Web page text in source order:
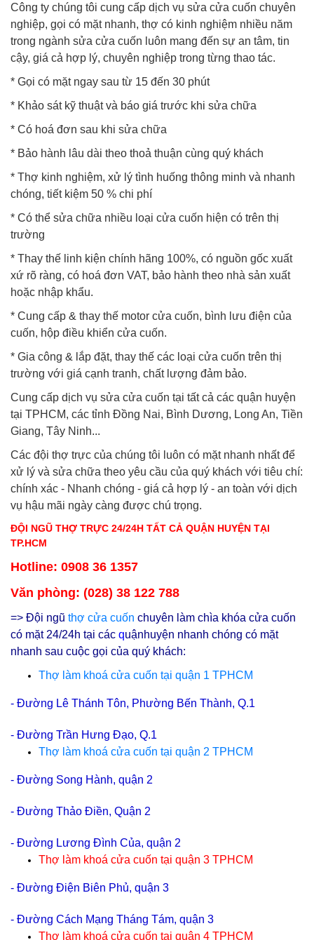
Công ty chúng tôi cung cấp dịch vụ sửa cửa cuốn chuyên
nghiệp, gọi có mặt nhanh, thợ có kinh nghiệm nhiều năm
trong ngành sửa cửa cuốn luôn mang đến sự an tâm, tin
cậy, giá cả hợp lý, chuyên nghiệp trong từng thao tác.
* Gọi có mặt ngay sau từ 15 đến 30 phút
* Khảo sát kỹ thuật và báo giá trước khi sửa chữa
* Có hoá đơn sau khi sửa chữa
* Bảo hành lâu dài theo thoả thuận cùng quý khách
* Thợ kinh nghiệm, xử lý tình huống thông minh và nhanh
chóng, tiết kiệm 50 % chi phí
* Có thể sửa chữa nhiều loại cửa cuốn hiện có trên thị
trường
* Thay thế linh kiện chính hãng 100%, có nguồn gốc xuất
xứ rõ ràng, có hoá đơn VAT, bảo hành theo nhà sản xuất
hoặc nhập khẩu.
* Cung cấp & thay thế motor cửa cuốn, bình lưu điện của
cuốn, hộp điều khiển cửa cuốn.
* Gia công & lắp đặt, thay thế các loại cửa cuốn trên thị
trường với giá cạnh tranh, chất lượng đảm bảo.
Cung cấp dịch vụ sửa cửa cuốn tại tất cả các quận huyện
tại TPHCM, các tỉnh Đồng Nai, Bình Dương, Long An, Tiền
Giang, Tây Ninh...
Các đội thợ trực của chúng tôi luôn có mặt nhanh nhất để
xử lý và sửa chữa theo yêu cầu của quý khách với tiêu chí:
chính xác - Nhanh chóng - giá cả hợp lý - an toàn với dịch
vụ hậu mãi ngày càng được chú trọng.
ĐỘI NGŨ THỢ TRỰC 24/24H TẤT CẢ QUẬN HUYỆN TẠI
TP.HCM
Hotline: 0908 36 1357
Văn phòng: (028) 38 122 788
=> Đội ngũ thợ cửa cuốn chuyên làm chìa khóa cửa cuốn
có mặt 24/24h tại các quậnhuyện nhanh chóng có mặt
nhanh sau cuộc gọi của quý khách:
Thợ làm khoá cửa cuốn tại quận 1 TPHCM
- Đường Lê Thánh Tôn, Phường Bến Thành, Q.1
- Đường Trần Hưng Đạo, Q.1
Thợ làm khoá cửa cuốn tại quận 2 TPHCM
- Đường Song Hành, quận 2
- Đường Thảo Điền, Quận 2
- Đường Lương Đình Của, quận 2
Thợ làm khoá cửa cuốn tại quận 3 TPHCM
- Đường Điện Biên Phủ, quận 3
- Đường Cách Mạng Tháng Tám, quận 3
Thợ làm khoá cửa cuốn tại quận 4 TPHCM